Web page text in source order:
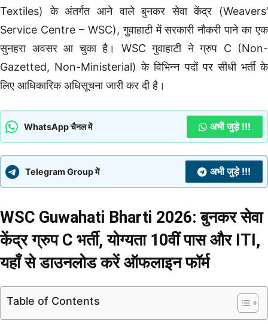
Textiles) के अंतर्गत आने वाले बुनकर सेवा केंद्र (Weavers’
Service Centre – WSC), गुवाहाटी में सरकारी नौकरी पाने का एक
सुनहरा अवसर आ चुका है। WSC गुवाहाटी ने ग्रुप C (Non-
Gazetted, Non-Ministerial) के विभिन्न पदों पर सीधी भर्ती के
लिए आधिकारिक अधिसूचना जारी कर दी है।
WhatsApp चैनल में अभी जुड़े !!!
Telegram Group में अभी जुड़े !!!
WSC Guwahati Bharti 2026: बुनकर सेवा
केंद्र ग्रुप C भर्ती, योग्यता 10वीं पास और ITI,
यहाँ से डाउनलोड करें ऑफलाइन फॉर्म
Table of Contents